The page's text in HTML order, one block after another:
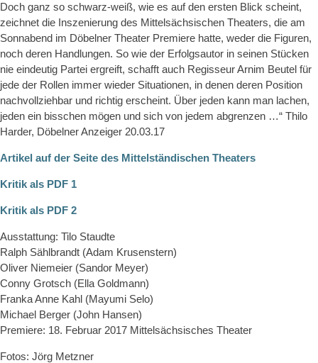
Doch ganz so schwarz-weiß, wie es auf den ersten Blick scheint,
zeichnet die Inszenierung des Mittelsächsischen Theaters, die am
Sonnabend im Döbelner Theater Premiere hatte, weder die Figuren,
noch deren Handlungen. So wie der Erfolgsautor in seinen Stücken
nie eindeutig Partei ergreift, schafft auch Regisseur Arnim Beutel für
jede der Rollen immer wieder Situationen, in denen deren Position
nachvollziehbar und richtig erscheint. Über jeden kann man lachen,
jeden ein bisschen mögen und sich von jedem abgrenzen …“ Thilo
Harder, Döbelner Anzeiger 20.03.17
Artikel auf der Seite des Mittelständischen Theaters
Kritik als PDF 1
Kritik als PDF 2
Ausstattung: Tilo Staudte
Ralph Sählbrandt (Adam Krusenstern)
Oliver Niemeier (Sandor Meyer)
Conny Grotsch (Ella Goldmann)
Franka Anne Kahl (Mayumi Selo)
Michael Berger (John Hansen)
Premiere: 18. Februar 2017 Mittelsächsisches Theater
Fotos: Jörg Metzner